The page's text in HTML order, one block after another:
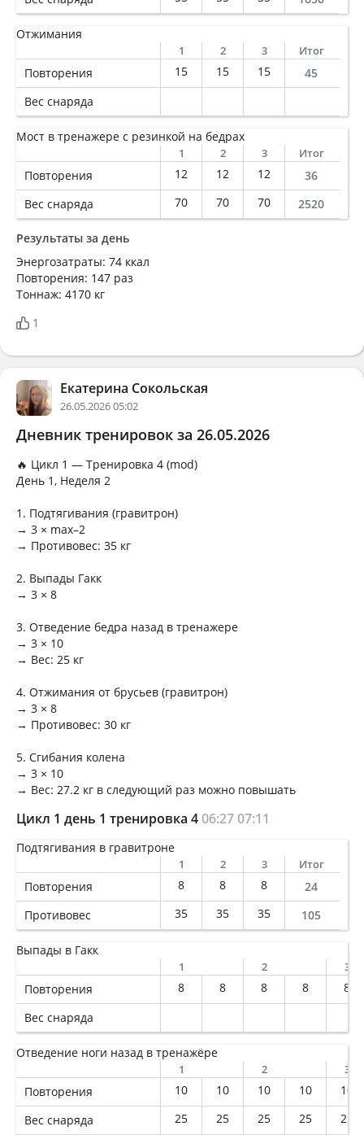
Отжимания
1 2 3 Итог
Повторения 15 15 15
45
Вес снаряда
Мост в тренажере с резинкой на бедрах
1 2 3 Итог
Повторения 12 12 12
36
Вес снаряда
70 70 70 2520
Результаты за день
Энергозатраты: 74 ккал
Повторения: 147 раз
Тоннаж: 4170 кг
1
Екатерина Сокольская
26.05.2026 05:02
Дневник тренировок за 26.05.2026
🔥 Цикл 1 — Тренировка 4 (mod)
День 1, Неделя 2
1. Подтягивания (гравитрон)
→ 3 × max–2
→ Противовес: 35 кг
2. Выпады Гакк
→ 3 × 8
3. Отведение бедра назад в тренажере
→ 3 × 10
→ Вес: 25 кг
4. Отжимания от брусьев (гравитрон)
→ 3 × 8
→ Противовес: 30 кг
5. Сгибания колена
→ 3 × 10
→ Вес: 27.2 кг в следующий раз можно повышать
Цикл 1 день 1 тренировка 406:2707:11
Подтягивания в гравитроне
1 2 3 Итог
Повторения 8 8 8
24
Противовес
35 35 35 105
Выпады в Гакк
1 2 3
Повторения 8 8 8 8
8
Вес снаряда
Отведение ноги назад в тренажёре
1 2 3
Повторения 10 10 10 10
10
Вес снаряда
25 25 25 25 25